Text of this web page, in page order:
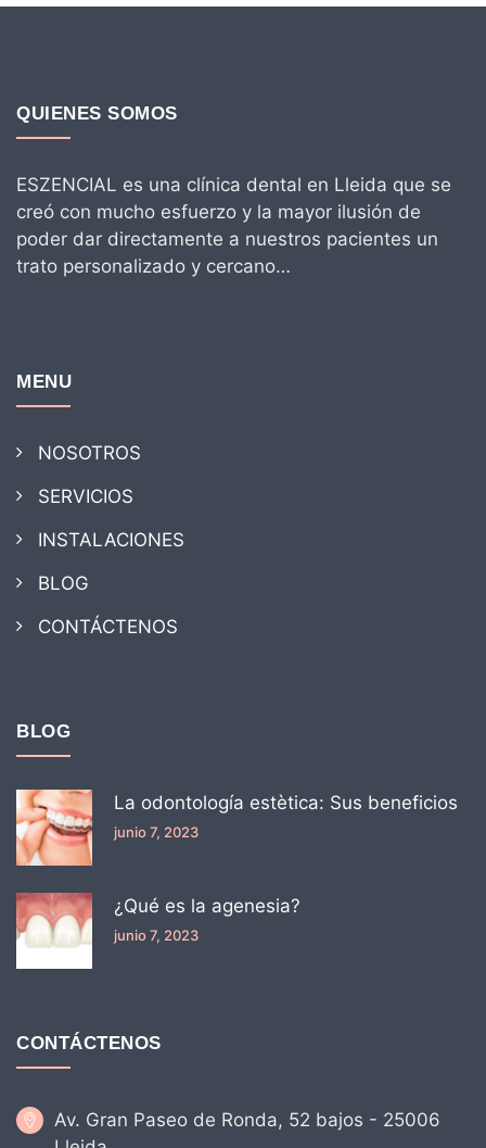
QUIENES SOMOS
ESZENCIAL es una clínica dental en Lleida que se
creó con mucho esfuerzo y la mayor ilusión de
poder dar directamente a nuestros pacientes un
trato personalizado y cercano…
MENU
NOSOTROS
SERVICIOS
INSTALACIONES
BLOG
CONTÁCTENOS
BLOG
La odontología estètica: Sus beneficios
junio 7, 2023
¿Qué es la agenesia?
junio 7, 2023
CONTÁCTENOS
Av. Gran Paseo de Ronda, 52 bajos - 25006